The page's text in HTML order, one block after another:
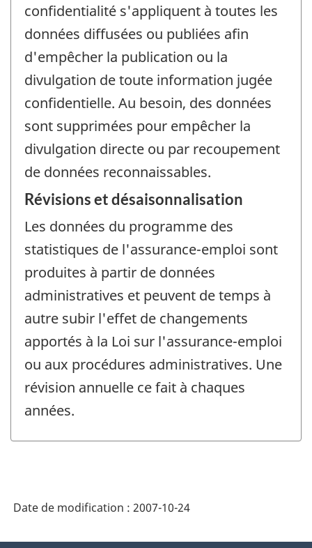
confidentialité s'appliquent à toutes les
données diffusées ou publiées afin
d'empêcher la publication ou la
divulgation de toute information jugée
confidentielle. Au besoin, des données
sont supprimées pour empêcher la
divulgation directe ou par recoupement
de données reconnaissables.
Révisions et désaisonnalisation
Les données du programme des
statistiques de l'assurance-emploi sont
produites à partir de données
administratives et peuvent de temps à
autre subir l'effet de changements
apportés à la Loi sur l'assurance-emploi
ou aux procédures administratives. Une
révision annuelle ce fait à chaques
années.
Date de modification : 2007-10-24